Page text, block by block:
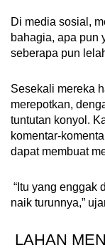
Di media sosial,
bahagia, apa pun
seberapa pun
Sesekali mereka
merepotkan,
tuntutan konyol.
komentar-
dapat membuat
“Itu yang enggak
naik turunnya,”
LAHAN